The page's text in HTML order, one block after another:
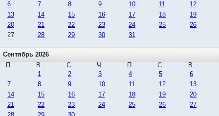
6
7 8 9 10 11
12
13
14 15 16 17 18
19
20
21 22 23 24 25
26
27
28 29 30 31
Сентябрь 2026
П
В С Ч П С
В
1
2 3 4 5
6
7
8 9 10 11 12
13
14
15 16 17 18 19
20
21
22 23 24 25 26
27